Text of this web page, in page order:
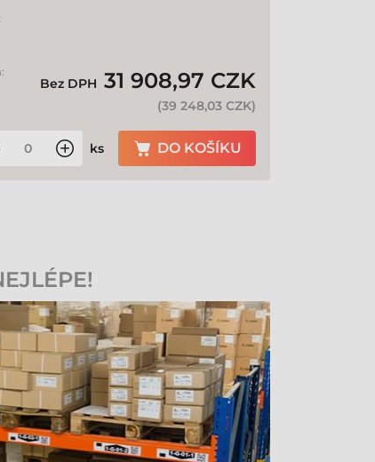
Bez DPH 31 908,97 CZK
(39 248,03 CZK)
ks DO KOŠÍKU